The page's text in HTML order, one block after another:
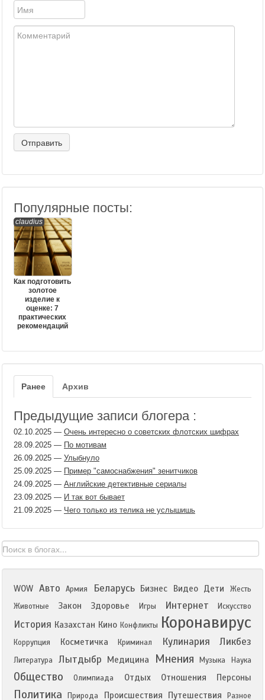
Популярные посты:
claudius
Как подготовить
золотое
изделие к
оценке: 7
практических
рекомендаций
Ранее Архив
Предыдущие записи блогера :
02.10.2025 — Очень интересно о советских флотских шифрах
28.09.2025 — По мотивам
26.09.2025 — Улыбнуло
25.09.2025 — Пример "самоснабжения" зенитчиков
24.09.2025 — Английские детективные сериалы
23.09.2025 — И так вот бывает
21.09.2025 — Чего только из телика не услышишь
WOW Авто Армия Беларусь Бизнес Видео Дети
Жесть
Животные
Закон Здоровье Игры Интернет Искусство
История Казахстан Кино Конфликты Коронавирус
Коррупция Косметичка Криминал Кулинария Ликбез
Литература Лытдыбр Медицина Мнения Музыка Наука
Общество Олимпиада Отдых Отношения Персоны
Политика Природа Происшествия Путешествия Разное